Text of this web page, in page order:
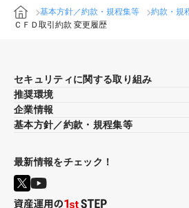
基本方針／約款・規程集等
約款・規
ＣＦＤ取引約款 変更履歴
セキュリティに関する取り組み
推奨環境
企業情報
基本方針／約款・規程集等
最新情報をチェック！